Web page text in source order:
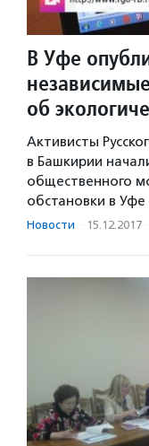
В Уфе
об
Активисты
в Башкирии
общественного
обстановки в Уфе
Новости · 15.12.2017 ·